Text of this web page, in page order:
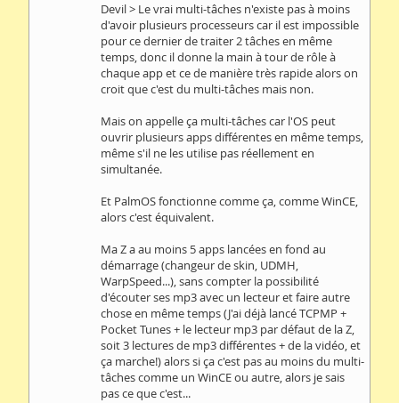
Devil > Le vrai multi-tâches n'existe pas à moins
d'avoir plusieurs processeurs car il est impossible
pour ce dernier de traiter 2 tâches en même
temps, donc il donne la main à tour de rôle à
chaque app et ce de manière très rapide alors on
croit que c'est du multi-tâches mais non.
Mais on appelle ça multi-tâches car l'OS peut
ouvrir plusieurs apps différentes en même temps,
même s'il ne les utilise pas réellement en
simultanée.
Et PalmOS fonctionne comme ça, comme WinCE,
alors c'est équivalent.
Ma Z a au moins 5 apps lancées en fond au
démarrage (changeur de skin, UDMH,
WarpSpeed...), sans compter la possibilité
d'écouter ses mp3 avec un lecteur et faire autre
chose en même temps (J'ai déjà lancé TCPMP +
Pocket Tunes + le lecteur mp3 par défaut de la Z,
soit 3 lectures de mp3 différentes + de la vidéo, et
ça marche!) alors si ça c'est pas au moins du multi-
tâches comme un WinCE ou autre, alors je sais
pas ce que c'est...